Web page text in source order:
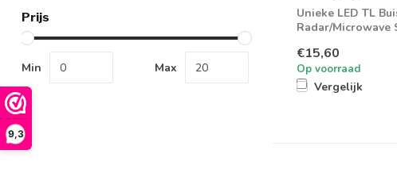
9,3
Prijs
Min Max
Unieke LED TL
Radar/Microwave
€15,60
Op voorraad
Vergelijk